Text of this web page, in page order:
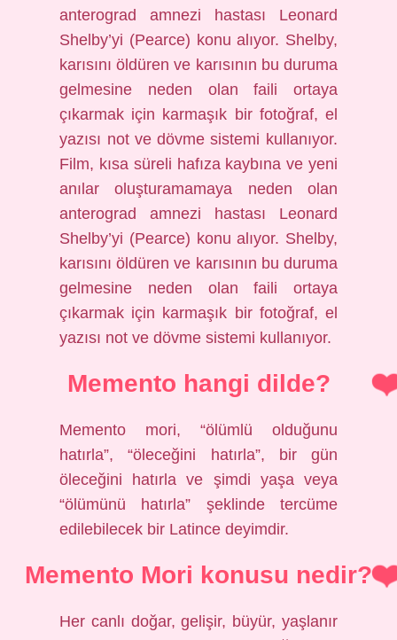
anterograd amnezi hastası Leonard
Shelby’yi (Pearce) konu alıyor. Shelby,
karısını öldüren ve karısının bu duruma
gelmesine neden olan faili ortaya
çıkarmak için karmaşık bir fotoğraf, el
yazısı not ve dövme sistemi kullanıyor.
Film, kısa süreli hafıza kaybına ve yeni
anılar oluşturamamaya neden olan
anterograd amnezi hastası Leonard
Shelby’yi (Pearce) konu alıyor. Shelby,
karısını öldüren ve karısının bu duruma
gelmesine neden olan faili ortaya
çıkarmak için karmaşık bir fotoğraf, el
yazısı not ve dövme sistemi kullanıyor.
Memento hangi dilde?
Memento mori, “ölümlü olduğunu
hatırla”, “öleceğini hatırla”, bir gün
öleceğini hatırla ve şimdi yaşa veya
“ölümünü hatırla” şeklinde tercüme
edilebilecek bir Latince deyimdir.
Memento Mori konusu nedir?
Her canlı doğar, gelişir, büyür, yaşlanır